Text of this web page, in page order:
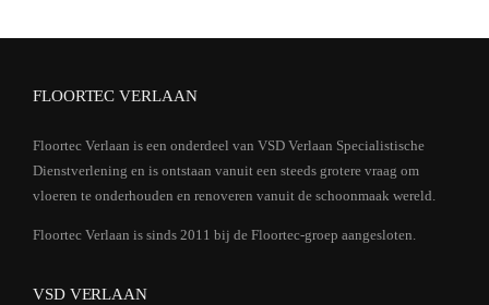
FLOORTEC VERLAAN
Floortec Verlaan is een onderdeel van VSD Verlaan Specialistische
Dienstverlening en is ontstaan vanuit een steeds grotere vraag om
vloeren te onderhouden en renoveren vanuit de schoonmaak wereld.
Floortec Verlaan is sinds 2011 bij de Floortec-groep aangesloten.
VSD VERLAAN